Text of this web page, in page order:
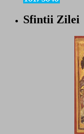
Sfintii Zilei